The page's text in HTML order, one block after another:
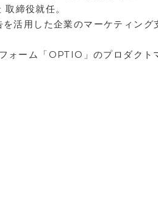
締役就任。
活用した企業のマーケティング
ォーム「OPTIO」のプロダクト